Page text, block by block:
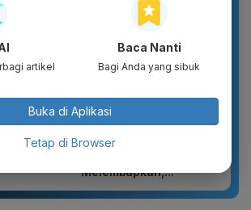
200shet
Lip Serum 7g | Lip
Melembapkan,...
artikel
Baca Nanti
Bagi Anda yang sibuk
Buka di Aplikasi
Tetap di Browser